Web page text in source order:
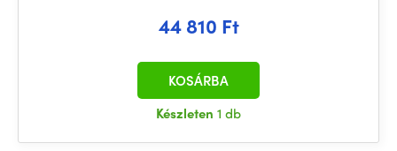
44 810 Ft
Készleten 1 db
KOSÁRBA